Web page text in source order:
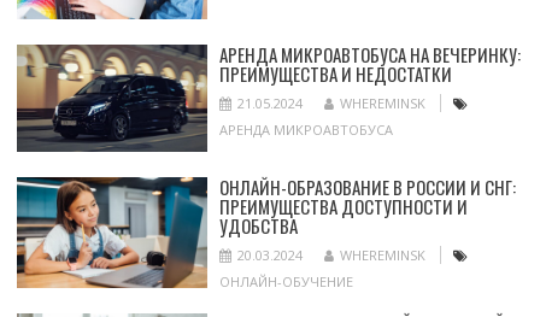
АРЕНДА МИКРОАВТОБУСА НА ВЕЧЕРИНКУ:
ПРЕИМУЩЕСТВА И НЕДОСТАТКИ
21.05.2024
WHEREMINSK
АРЕНДА МИКРОАВТОБУСА
ОНЛАЙН-ОБРАЗОВАНИЕ В РОССИИ И СНГ:
ПРЕИМУЩЕСТВА ДОСТУПНОСТИ И
УДОБСТВА
20.03.2024
WHEREMINSK
ОНЛАЙН-ОБУЧЕНИЕ